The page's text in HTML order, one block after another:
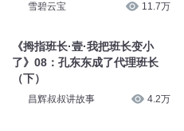
雪碧云宝 11.7万
《拇指班长·壹·我把班长变小
了》08：孔东东成了代理班长
（下）
昌辉叔叔讲故事 4.2万